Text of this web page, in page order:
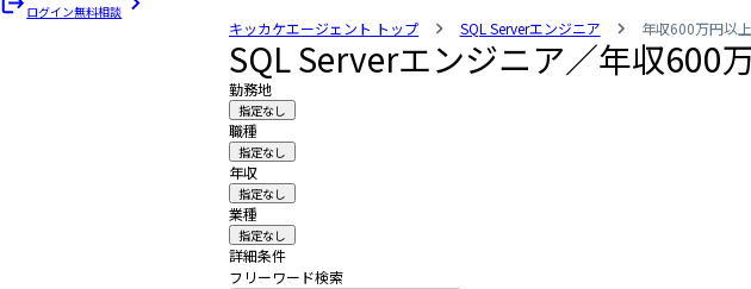
ログイン無料相談
キッカケエージェント トップ SQL Serverエンジニア 年収600万円以
SQL Serverエンジニア／年収600
勤務地
指定なし
職種
指定なし
年収
指定なし
業種
指定なし
詳細条件
フリーワード検索